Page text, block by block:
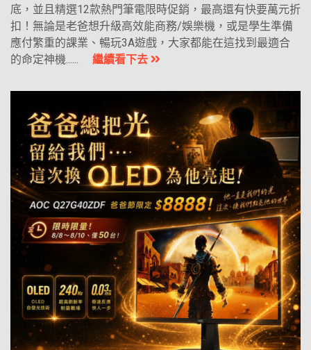
底，並且精選12款熱門筆電限時促銷，最高還有快要萬元折
扣！無論是老爸想升級高效能商務/娛樂機，或是學生準備
應付繁重的課業、暢玩3A遊戲，大家都能在這找到最適合
的命定神機...... 繼續看下去